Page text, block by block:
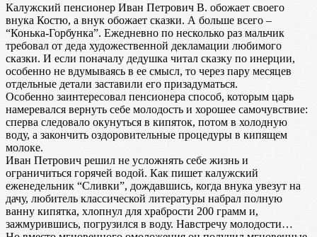
Калужский пенсионер Иван Петрович В. обожает своего
внука Костю, а внук обожает сказки. А больше всего –
“Конька-Горбунка”. Ежедневно по несколько раз мальчик
требовал от деда художественной декламации любимого
сказки. И если поначалу дедушка читал сказку по инерции,
особенно не вдумываясь в ее смысл, то через пару месяцев
отдельные детали заставили его призадуматься.
Особенно заинтересовал пенсионера способ, которым царь
намеревался вернуть себе молодость и хорошее самочувствие:
сперва следовало окунуться в кипяток, потом в холодную
воду, а закончить оздоровительные процедуры в кипящем
молоке.
Иван Петрович решил не усложнять себе жизнь и
ограничиться горячей водой. Как пишет калужский
еженедельник “Сливки”, дождавшись, когда внука увезут на
дачу, любитель классической литературы набрал полную
ванну кипятка, хлопнул для храбрости 200 грамм и,
зажмурившись, погрузился в воду. Навстречу молодости…